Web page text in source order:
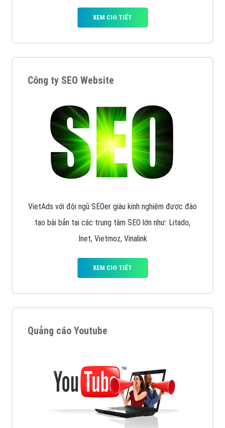
XEM CHI TIẾT
Công ty SEO Website
VietAds với đội ngũ SEOer giàu kinh nghiệm được đào
tạo bài bản tại các trung tâm SEO lớn như: Litado,
Inet, Vietmoz, Vinalink
XEM CHI TIẾT
Quảng cáo Youtube